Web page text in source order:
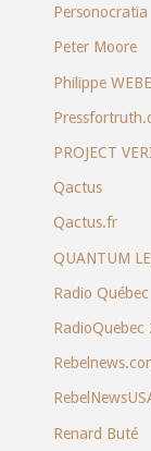
Personocratia
Peter Moore
Philippe
PROJECT
Qactus
Qactus.fr
QUANTUM
Radio Québec
RadioQuebec
Renard Buté